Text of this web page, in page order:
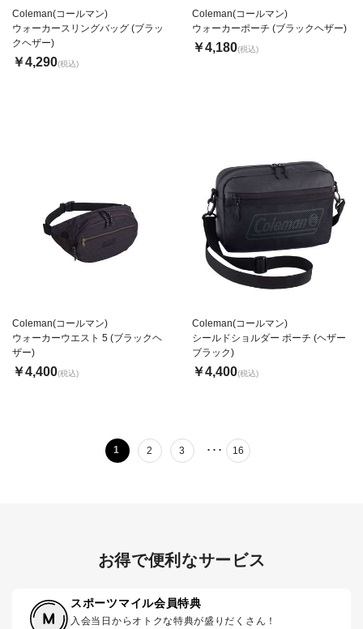
Coleman(コールマン)
ウォーカースリングバッグ (ブラッ
クヘザー)
￥4,290(税込)
Coleman(コールマン)
ウォーカーポーチ (ブラックヘザー)
￥4,180(税込)
Coleman(コールマン)
ウォーカーウエスト 5 (ブラックヘ
ザー)
￥4,400(税込)
Coleman(コールマン)
シールドショルダー ポーチ (ヘザー
ブラック)
￥4,400(税込)
1 2 3 ･･･ 16
お得で便利なサービス
スポーツマイル会員特典
入会当日からオトクな特典が盛りだくさん！